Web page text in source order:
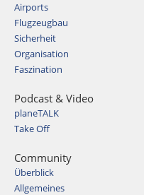
Airports
Flugzeugbau
Sicherheit
Organisation
Faszination
Podcast & Video
planeTALK
Take Off
Community
Überblick
Allgemeines